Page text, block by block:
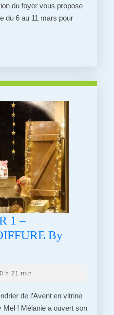
du foyer vous propose
du 6 au 11 mars pour
1 –
By
h 21 min
de l’Avent en vitrine
Mel ! Mélanie a ouvert son